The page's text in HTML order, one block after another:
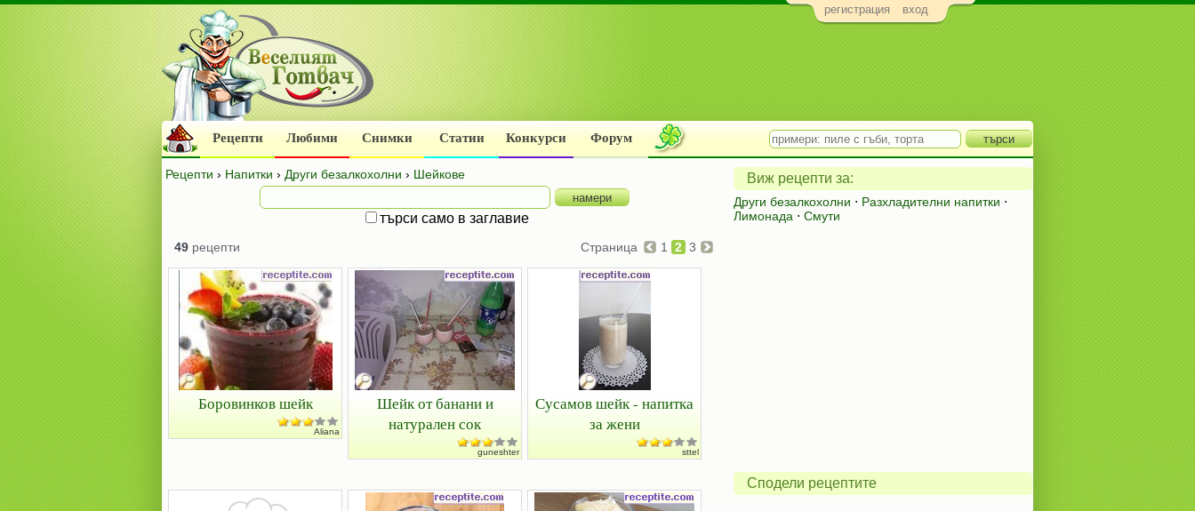
регистрация вход
Рецепти Любими Снимки Статии Конкурси Форум
Рецепти › Напитки › Други безалкохолни › Шейкове
търси само в заглавие
49 рецепти Страница 1 2 3
Боровинков шейк
Aliana
Шейк от банани и
натурален сок
guneshter
Сусамов шейк - напитка
за жени
sttel
Виж рецепти за:
Други безалкохолни ⋅ Разхладителни напитки ⋅
Лимонада ⋅ Смути
Сподели рецептите